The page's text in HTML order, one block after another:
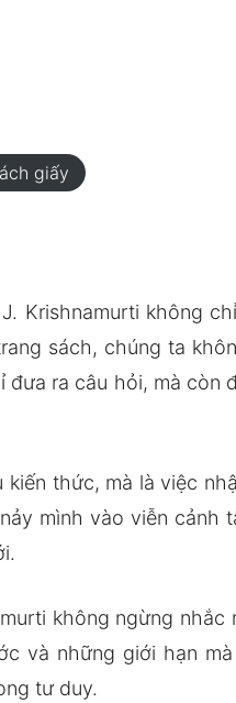
giấy
Krishnamurti không
sách, chúng ta
ra câu hỏi, mà
thức, mà là việc
mình vào viễn
không ngừng
và những giới hạn
tư duy.